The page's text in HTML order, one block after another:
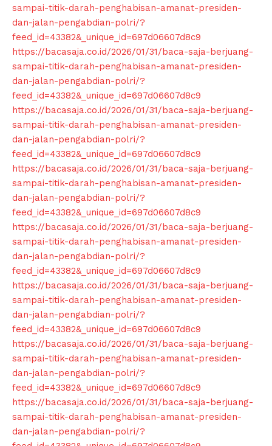
sampai-titik-darah-penghabisan-amanat-presiden-
dan-jalan-pengabdian-polri/?
feed_id=43382&_unique_id=697d06607d8c9
https://bacasaja.co.id/2026/01/31/baca-saja-berjuang-
sampai-titik-darah-penghabisan-amanat-presiden-
dan-jalan-pengabdian-polri/?
feed_id=43382&_unique_id=697d06607d8c9
https://bacasaja.co.id/2026/01/31/baca-saja-berjuang-
sampai-titik-darah-penghabisan-amanat-presiden-
dan-jalan-pengabdian-polri/?
feed_id=43382&_unique_id=697d06607d8c9
https://bacasaja.co.id/2026/01/31/baca-saja-berjuang-
sampai-titik-darah-penghabisan-amanat-presiden-
dan-jalan-pengabdian-polri/?
feed_id=43382&_unique_id=697d06607d8c9
https://bacasaja.co.id/2026/01/31/baca-saja-berjuang-
sampai-titik-darah-penghabisan-amanat-presiden-
dan-jalan-pengabdian-polri/?
feed_id=43382&_unique_id=697d06607d8c9
https://bacasaja.co.id/2026/01/31/baca-saja-berjuang-
sampai-titik-darah-penghabisan-amanat-presiden-
dan-jalan-pengabdian-polri/?
feed_id=43382&_unique_id=697d06607d8c9
https://bacasaja.co.id/2026/01/31/baca-saja-berjuang-
sampai-titik-darah-penghabisan-amanat-presiden-
dan-jalan-pengabdian-polri/?
feed_id=43382&_unique_id=697d06607d8c9
https://bacasaja.co.id/2026/01/31/baca-saja-berjuang-
sampai-titik-darah-penghabisan-amanat-presiden-
dan-jalan-pengabdian-polri/?